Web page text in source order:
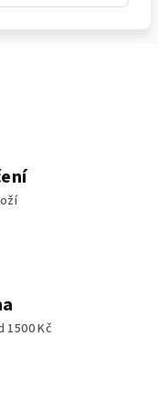
1500 Kč